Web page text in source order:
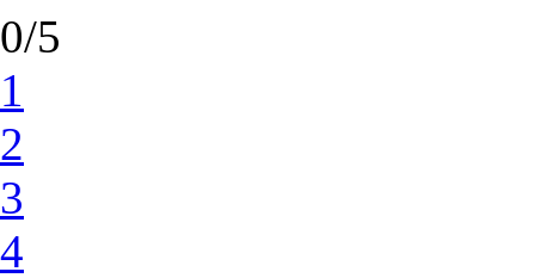
0/5
1
2
3
4